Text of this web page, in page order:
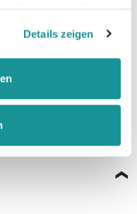
Details zeigen